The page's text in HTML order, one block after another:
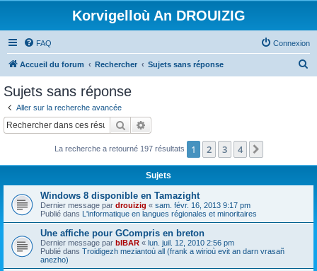
Korvigelloù An DROUIZIG
FAQ Connexion
Accueil du forum Rechercher Sujets sans réponse
c
Sujets sans réponse
Aller sur la recherche avancée
Rechercher
La recherche a retourné 197 résultats 1 2 3 4
Sujets
Windows 8 disponible en Tamazight
Dernier message par drouizig « sam. févr. 16, 2013 9:17 pm
Publié dans L'informatique en langues régionales et minoritaires
Une affiche pour GCompris en breton
Dernier message par bIBAR « lun. juil. 12, 2010 2:56 pm
Publié dans Troidigezh meziantoù all (frank a wirioù evit an darn vrasañ
anezho)